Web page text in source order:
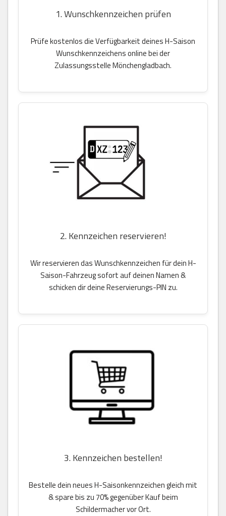
1. Wunschkennzeichen prüfen
Prüfe kostenlos die Verfügbarkeit deines H-Saison
Wunschkennzeichens online bei der
Zulassungsstelle Mönchengladbach.
2. Kennzeichen reservieren!
Wir reservieren das Wunschkennzeichen für dein H-
Saison-Fahrzeug sofort auf deinen Namen &
schicken dir deine Reservierungs-PIN zu.
3. Kennzeichen bestellen!
Bestelle dein neues H-Saisonkennzeichen gleich mit
& spare bis zu 70% gegenüber Kauf beim
Schildermacher vor Ort.